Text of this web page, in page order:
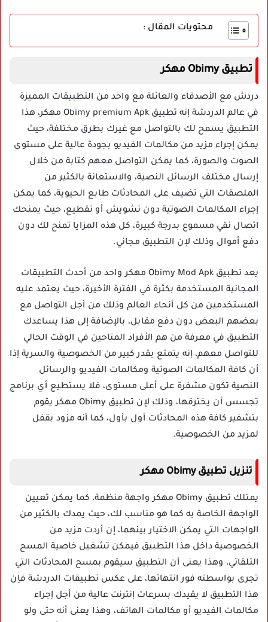
محتويات المقال :
تطبيق Obimy مهكر
دردش مع الأصدقاء والعائلة مع واحد من التطبيقات المميزة
في عالم الدردشة إنه تطبيق Obimy premium Apk مهكر، هذا
التطبيق يسمح لك بالتواصل مع غيرك بطرق مختلفة، حيث
يمكن إجراء مزيد من مكالمات الفيديو بجودة عالية على مستوى
الصوت والصورة، كما يمكن التواصل معهم كتابة من خلال
إرسال مختلف الرسائل النصية، والاستعانة بالكثير من
الملصقات التي تضيف على المحادثات طابع الحيوية، كما يمكن
إجراء المكالمات الصوتية دون تشويش أو تقطيع، حيث يمنحك
اتصال نقي مسموع بدرجة كبيرة، كل هذه المزايا تمنح لك دون
دفع أموال وذلك لإن التطبيق مجاني.
يعد تطبيق Obimy Mod Apk مهكر واحد من أحدث التطبيقات
المجانية المستخدمة بكثرة في الفترة الأخيرة، حيث يعتمد عليه
المستخدمين من كل أنحاء العالم وذلك من أجل التواصل مع
بعضهم البعض دون دفع مقابل، بالإضافة إلى هذا يساعدك
التطبيق في معرفة من هم الأفراد المتاحين في الوقت الحالي
للتواصل معهم، إنه يتمتع بقدر كبير من الخصوصية والسرية إذا
أن كافة المكالمات الصوتية ومكالمات الفيديو والرسائل
النصية تكون مشفرة على أعلى مستوى، فلا يستطيع أي برنامج
تجسس أن يخترقها، وذلك لإن تطبيق Obimy مهكر يقوم
بتشفير كافة هذه المحادثات أول بأول، كما أنه مزود بقفل
لمزيد من الخصوصية.
تنزيل تطبيق Obimy مهكر
يمتلك تطبيق Obimy مهكر واجهة منظمة، كما يمكن تعيين
الواجهة الخاصة به كما هو مناسب لك، حيث يمدك بالكثير من
الواجهات التي يمكن الاختيار بينهما، إن أردت مزيد من
الخصوصية داخل هذا التطبيق فيمكن تشغيل خاصية المسح
التلقائي، وهذا يعنى أن التطبيق سيقوم بمسح المحادثات التي
تجرى بواسطته فور انتهائها، على عكس تطبيقات الدردشة فإن
هذا التطبيق لا يقيدك بسرعات إنترنت عالية من أجل إجراء
مكالمات الفيديو أو مكالمات الهاتف، وهذا يعنى أنه حتى ولو